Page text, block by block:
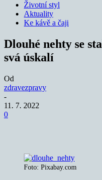
Životní styl
Aktuality
Ke kávě a čaji
Dlouhé nehty se
svá úskalí
Od
zdravezpravy
-
11. 7. 2022
0
Foto: Pixabay.com